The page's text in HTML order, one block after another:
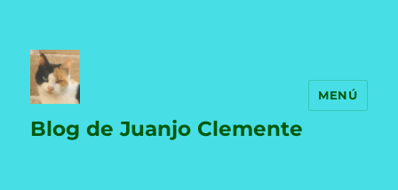
Blog de Juanjo Clemente
MENÚ